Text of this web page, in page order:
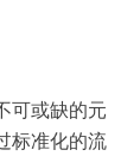
可或缺的元
标准化的流